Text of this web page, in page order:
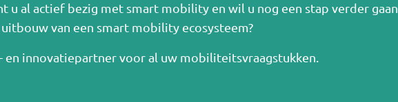
u al actief bezig met smart mobility en wil u nog een stap verder gaan
van een smart mobility ecosysteem?
en innovatiepartner voor al uw mobiliteitsvraagstukken.